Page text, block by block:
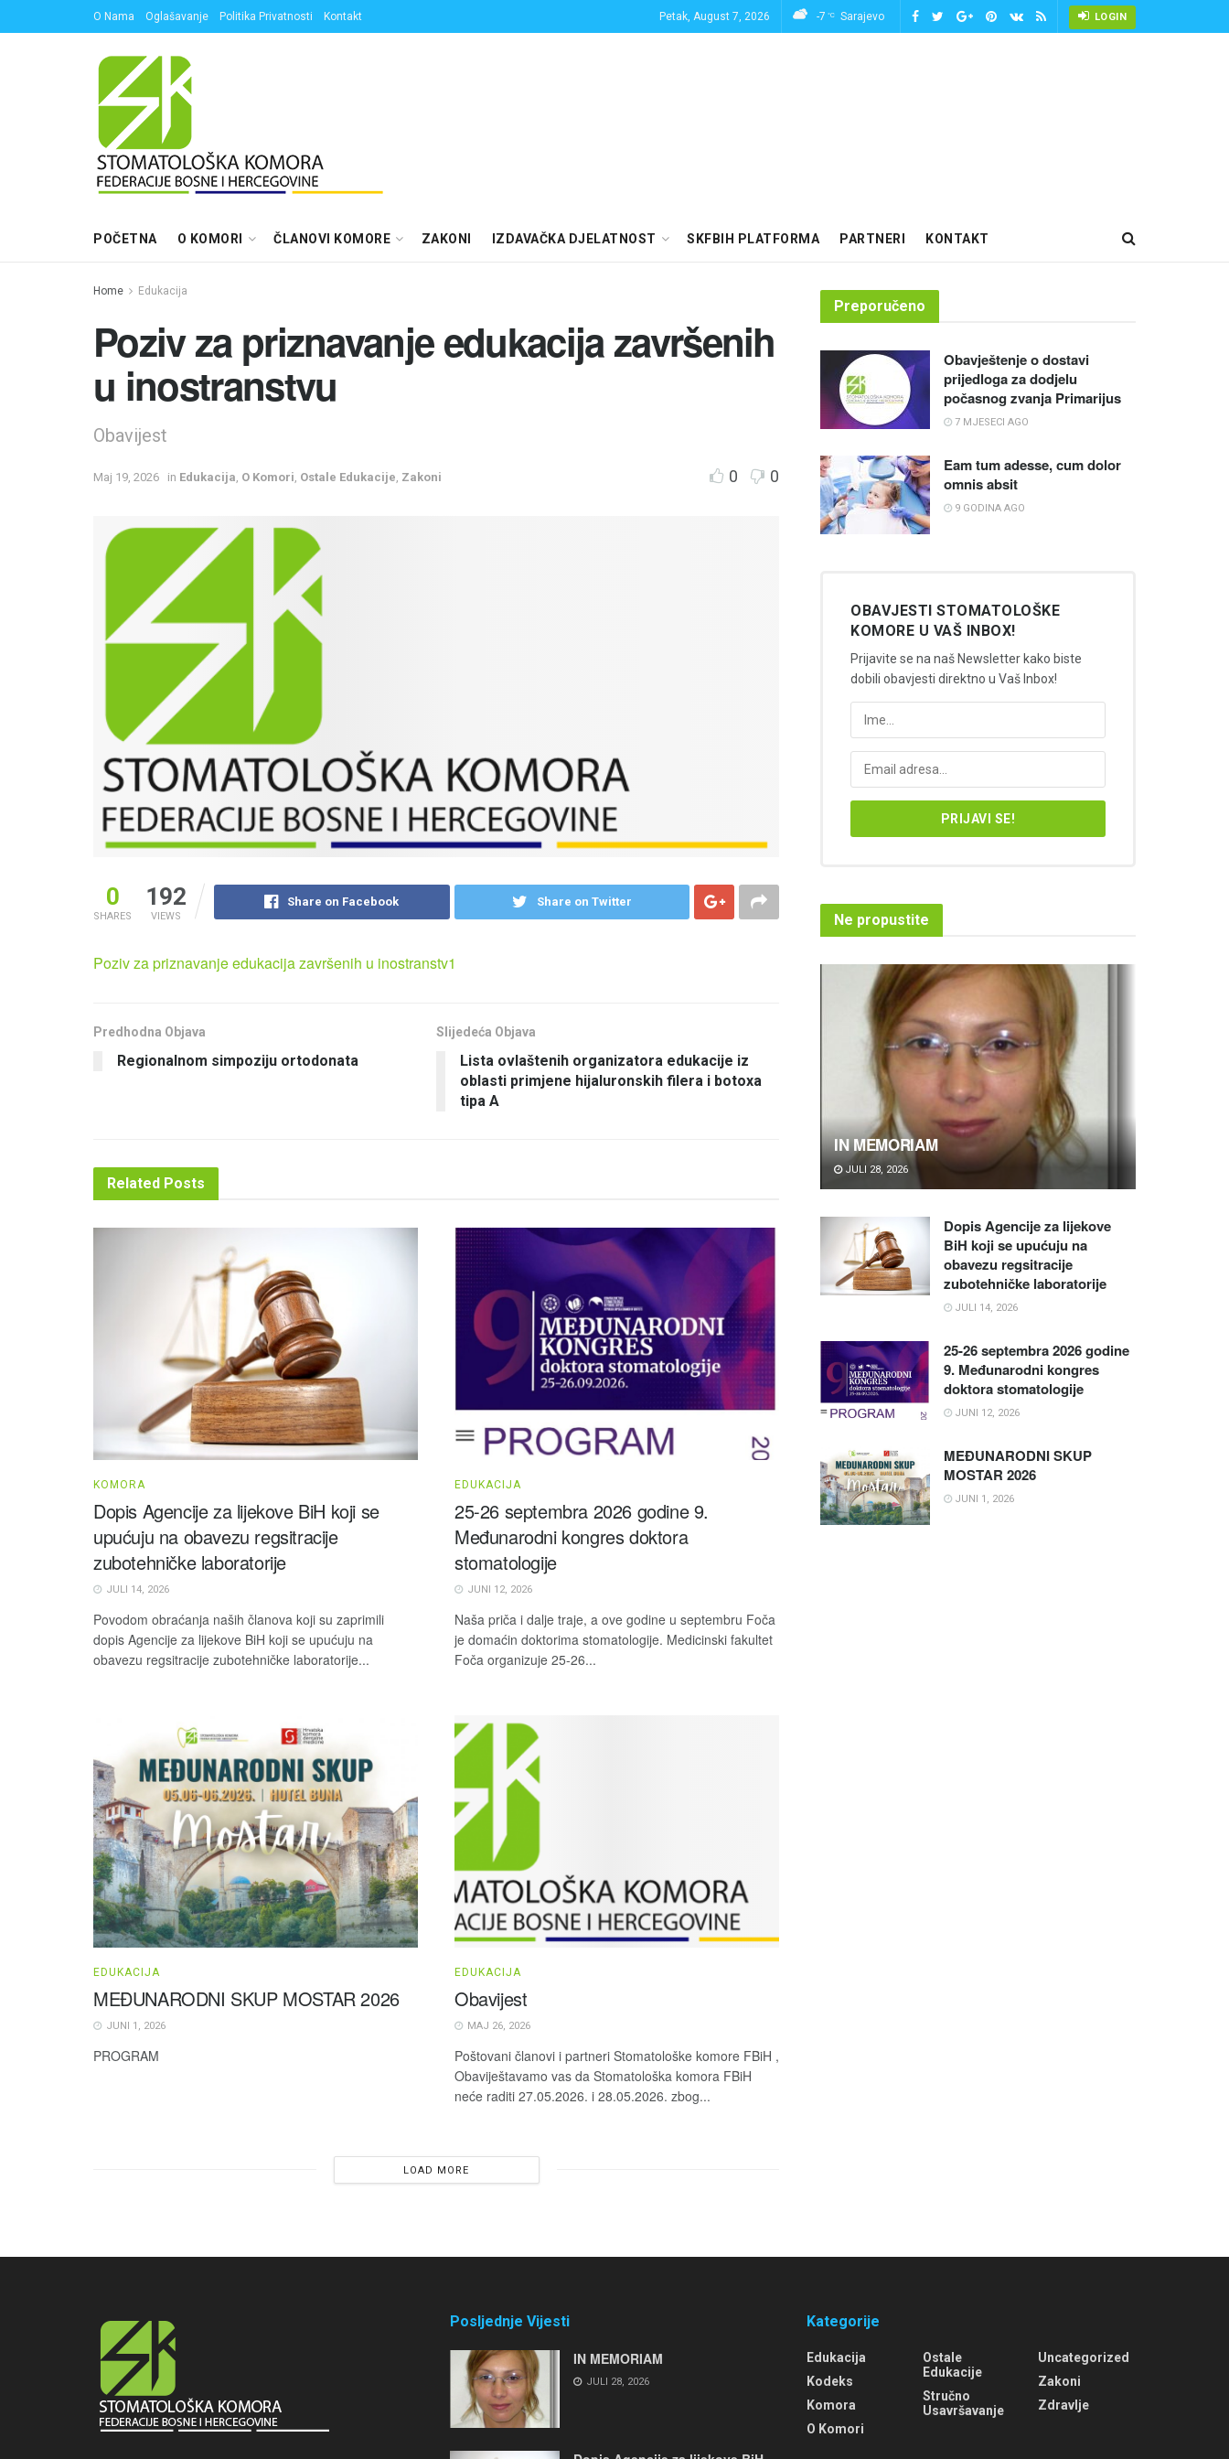
O Nama Oglašavanje Politika Privatnosti Kontakt Petak, August 7, 2026 -7 °C Sarajevo LOGIN
POČETNA O KOMORI ČLANOVI KOMORE ZAKONI IZDAVAČKA DJELATNOST SKFBIH PLATFORMA PARTNERI KONTAKT
Home Edukacija
Poziv za priznavanje edukacija završenih
u inostranstvu
Obavijest
Maj 19, 2026 in Edukacija O Komori Ostale Edukacije Zakoni 0 0
0
SHARES
192
VIEWS
Share on Facebook Share on Twitter
Poziv za priznavanje edukacija završenih u inostranstv1
Predhodna Objava
Regionalnom simpoziju ortodonata
Slijedeća Objava
Lista ovlaštenih organizatora edukacije iz
oblasti primjene hijaluronskih filera i botoxa
tipa A
Related Posts
KOMORA
Dopis Agencije za lijekove BiH koji se
upućuju na obavezu regsitracije
zubotehničke laboratorije
JULI 14, 2026
Povodom obraćanja naših članova koji su zaprimili
dopis Agencije za lijekove BiH koji se upućuju na
obavezu regsitracije zubotehničke laboratorije...
EDUKACIJA
25-26 septembra 2026 godine 9.
Međunarodni kongres doktora
stomatologije
JUNI 12, 2026
Naša priča i dalje traje, a ove godine u septembru Foča
je domaćin doktorima stomatologije. Medicinski fakultet
Foča organizuje 25-26...
EDUKACIJA
MEĐUNARODNI SKUP MOSTAR 2026
JUNI 1, 2026
PROGRAM
EDUKACIJA
Obavijest
MAJ 26, 2026
Poštovani članovi i partneri Stomatološke komore FBiH ,
Obaviještavamo vas da Stomatološka komora FBiH
neće raditi 27.05.2026. i 28.05.2026. zbog...
LOAD MORE
Preporučeno
Obavještenje o dostavi
prijedloga za dodjelu
počasnog zvanja Primarijus
7 MJESECI AGO
Eam tum adesse, cum dolor
omnis absit
9 GODINA AGO
OBAVJESTI STOMATOLOŠKE
KOMORE U VAŠ INBOX!
Prijavite se na naš Newsletter kako biste
dobili obavjesti direktno u Vaš Inbox!
Ne propustite
IN MEMORIAM
JULI 28, 2026
Dopis Agencije za lijekove
BiH koji se upućuju na
obavezu regsitracije
zubotehničke laboratorije
JULI 14, 2026
25-26 septembra 2026 godine
9. Međunarodni kongres
doktora stomatologije
JUNI 12, 2026
MEĐUNARODNI SKUP
MOSTAR 2026
JUNI 1, 2026
Posljednje Vijesti
IN MEMORIAM
JULI 28, 2026
Kategorije
Edukacija
Kodeks
Komora
O Komori
Ostale
Edukacije
Stručno
Usavršavanje
Uncategorized
Zakoni
Zdravlje